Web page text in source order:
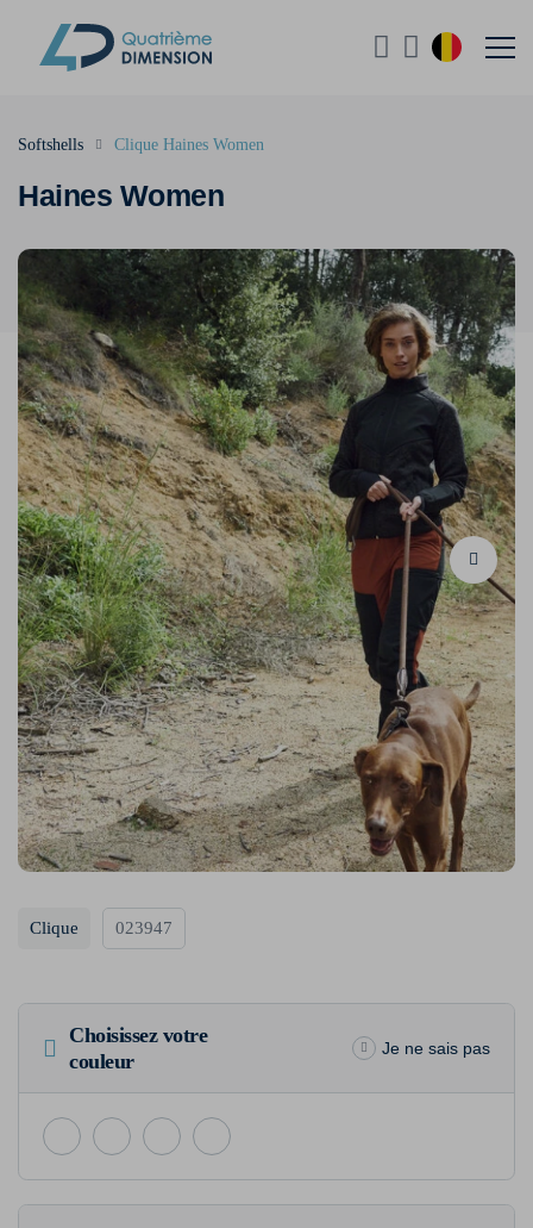
Haines Women
Softshells Clique Haines Women
Clique 023947
Choisissez votre
couleur
Je ne sais pas